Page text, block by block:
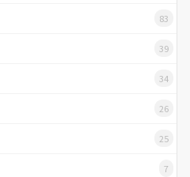
83
39
34
26
25
7